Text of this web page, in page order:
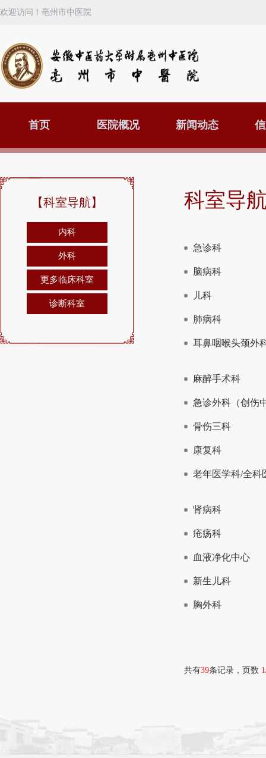
欢迎访问！亳州市中医院
首页 医院概况 新闻动态
【科室导航】
内科
外科
更多临床科室
诊断科室
科室导
急诊科
脑病科
儿科
肺病科
耳鼻咽喉头颈外
麻醉手术科
急诊外科（创伤
骨伤三科
康复科
老年医学科/全科
肾病科
疮疡科
血液净化中心
新生儿科
胸外科
共有39条记录，页数 1